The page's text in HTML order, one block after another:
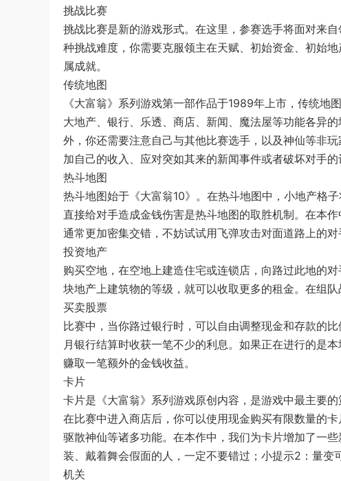
挑战比赛
挑战比赛是新的游戏形式。在这里，参赛选手将面对来
种挑战难度，你需要克服领主在天赋、初始资金、初始
属成就。
传统地图
《大富翁》系列游戏第一部作品于1989年上市，传统地
大地产、银行、乐透、商店、新闻、魔法屋等功能各异
外，你还需要注意自己与其他比赛选手，以及神仙等非
加自己的收入、应对突如其来的新闻事件或者破坏对手的
热斗地图
热斗地图始于《大富翁10》。在热斗地图中，小地产格
直接给对手造成金钱伤害是热斗地图的取胜机制。在本
通常更加密集交错，不妨试试用飞弹攻击对面道路上的
投资地产
购买空地，在空地上建造住宅或连锁店，向路过此地的
块地产上建筑物的等级，就可以收取更多的租金。在组队
买卖股票
比赛中，当你路过银行时，可以自由调整现金和存款的
月银行结算时收获一笔不少的利息。如果正在进行的是
赚取一笔额外的金钱收益。
卡片
卡片是《大富翁》系列游戏原创内容，是游戏中最主要
在比赛中进入商店后，你可以使用现金购买有限数量的
驱散神仙等诸多功能。在本作中，我们为卡片增加了一
装、戴着舞会假面的人，一定不要错过；小提示2：量变
机关